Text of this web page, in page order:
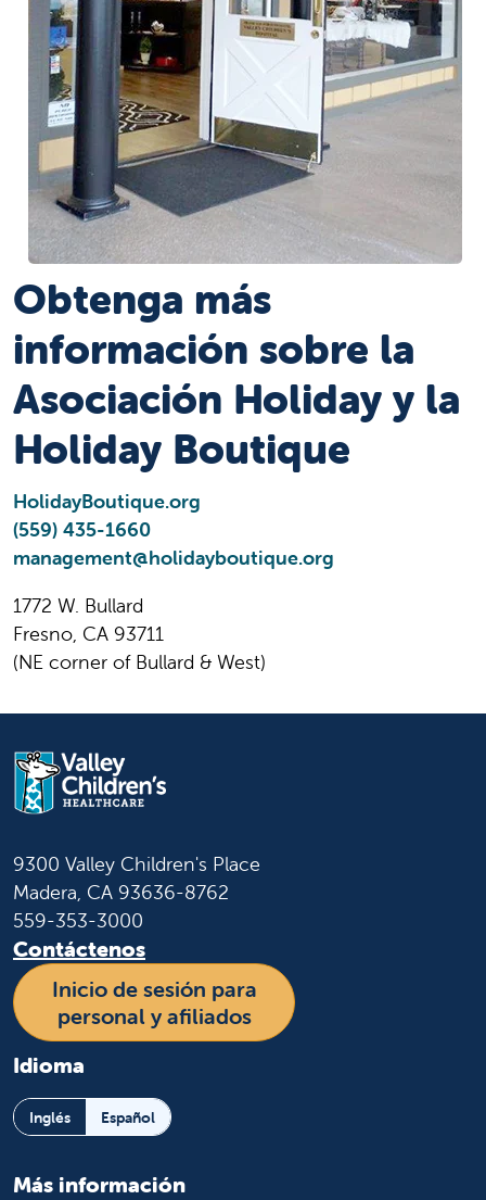
Obtenga más
información sobre la
Asociación Holiday y la
Holiday Boutique
HolidayBoutique.org
(559) 435-1660
management@holidayboutique.org
1772 W. Bullard
Fresno, CA 93711
(NE corner of Bullard & West)
9300 Valley Children's Place
Madera, CA 93636-8762
559-353-3000
Contáctenos
Inicio de sesión para
personal y afiliados
Idioma
Inglés Español
Más información